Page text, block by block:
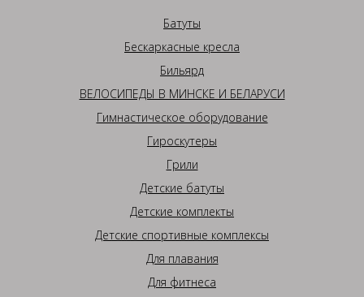
Батуты
Бескаркасные кресла
Бильярд
ВЕЛОСИПЕДЫ В МИНСКЕ И БЕЛАРУСИ
Гимнастическое оборудование
Гироскутеры
Грили
Детские батуты
Детские комплекты
Детские спортивные комплексы
Для плавания
Для фитнеса